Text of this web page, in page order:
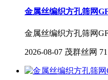
金属丝编织方孔筛网
金属丝编织方孔筛网
2026-08-07 茂群丝网 71